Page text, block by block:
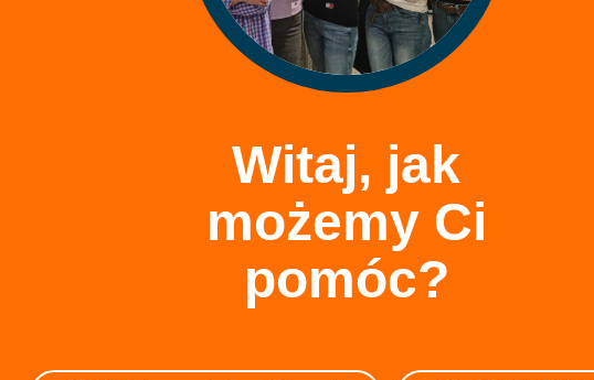
Witaj, jak
możemy Ci
pomóc?